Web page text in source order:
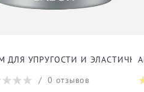
ДЛЯ УПРУГОСТИ И
/0 отзывов